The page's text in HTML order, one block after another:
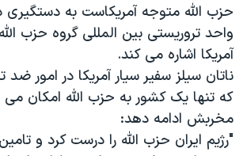
حزب الله متوجه آمریکاست به دستگیری
واحد تروریستی بین المللی گروه حزب
آمریکا اشاره می کند.
ناتان سیلز سفیر سیار آمریکا در امور ضد
که تنها یک کشور به حزب الله امکان می
مخربش ادامه دهد:
"رژیم ایران حزب الله را درست کرد و